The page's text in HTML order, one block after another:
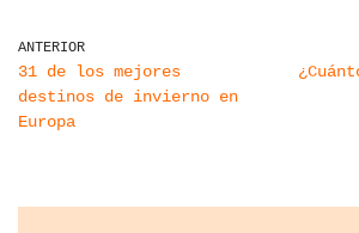
ANTERIOR
31 de los mejores
destinos de invierno en
Europa